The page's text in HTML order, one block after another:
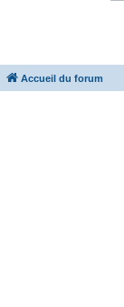
Accueil du forum